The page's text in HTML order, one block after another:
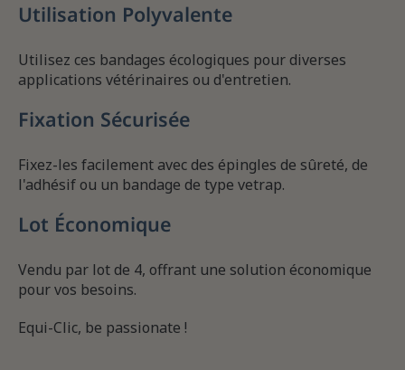
Utilisation Polyvalente
Utilisez ces bandages écologiques pour diverses
applications vétérinaires ou d'entretien.
Fixation Sécurisée
Fixez-les facilement avec des épingles de sûreté, de
l'adhésif ou un bandage de type vetrap.
Lot Économique
Vendu par lot de 4, offrant une solution économique
pour vos besoins.
Equi-Clic, be passionate !